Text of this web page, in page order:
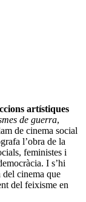
artístiques
de guerra,
de cinema social
l’obra de la
feministes i
I s’hi
del cinema que
del feixisme en